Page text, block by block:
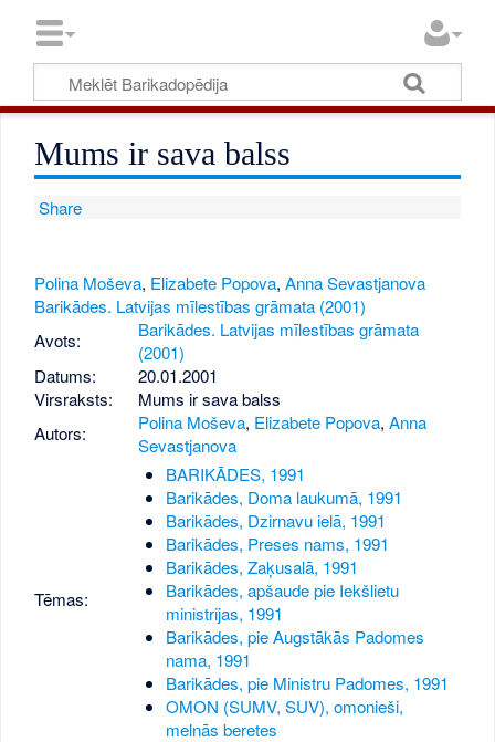
Mums ir sava balss
Share
Polina Moševa, Elizabete Popova,Anna Sevastjanova
Barikādes. Latvijas mīlestības grāmata (2001)
Avots:
Barikādes. Latvijas mīlestības grāmata
(2001)
Datums:
20.01.2001
Virsraksts:
Mums ir sava balss
Autors:
Polina Moševa, Elizabete Popova,Anna
Sevastjanova
Tēmas:
BARIKĀDES, 1991
Barikādes, Doma laukumā, 1991
Barikādes, Dzirnavu ielā, 1991
Barikādes, Preses nams, 1991
Barikādes, Zaķusalā, 1991
Barikādes, apšaude pie Iekšlietu
ministrijas, 1991
Barikādes, pie Augstākās Padomes
nama, 1991
Barikādes, pie Ministru Padomes, 1991
OMON (SUMV, SUV), omonieši,
melnās beretes